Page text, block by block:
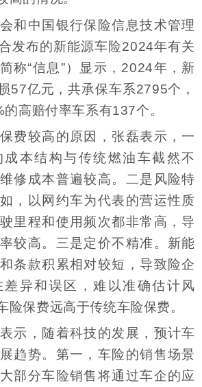
和中国银行保险信息技术管理
发布的新能源车险2024年有关
称“信息”）显示，2024年，新
57亿元，共承保车系2795个，
高赔付率车系有137个。
费较高的原因，张磊表示，一
本结构与传统燃油车截然不
修成本普遍较高。二是风险特
，以网约车为代表的营运性质
里程和使用频次都非常高，导
较高。三是定价不精准。新能
条款积累相对较短，导致险企
异和误区，难以准确估计风
险保费远高于传统车险保费。
示，随着科技的发展，预计车
趋势。第一，车险的销售场景
部分车险销售将通过车企的应